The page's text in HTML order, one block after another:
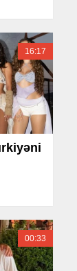
16:17
00:33